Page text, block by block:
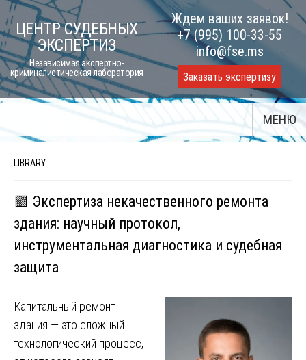
Skip
to
content
ЦЕНТР СУДЕБНЫХ
ЭКСПЕРТИЗ
Независимая экспертно-
криминалистическая лаборатория
Ждем ваших заявок!
+7 (995) 100-33-55
info@fse.ms
Заказать экспертизу
МЕНЮ
LIBRARY
🟩 Экспертиза некачественного ремонта
здания: научный протокол,
инструментальная диагностика и судебная
защита
Капитальный ремонт
здания — это сложный
технологический процесс,